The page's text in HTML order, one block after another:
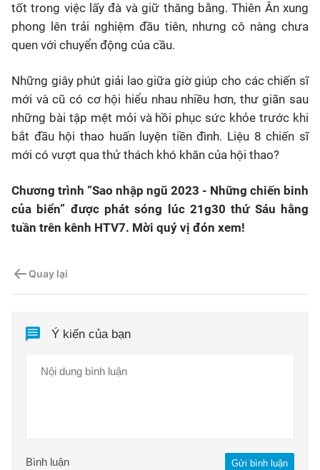
tốt trong việc lấy đà và giữ thăng bằng. Thiên Ân xung
phong lên trải nghiệm đầu tiên, nhưng cô nàng chưa
quen với chuyển động của cầu.
Những giây phút giải lao giữa giờ giúp cho các chiến sĩ
mới và cũ có cơ hội hiểu nhau nhiều hơn, thư giãn sau
những bài tập mệt mỏi và hồi phục sức khỏe trước khi
bắt đầu hội thao huấn luyện tiền đình. Liệu 8 chiến sĩ
mới có vượt qua thử thách khó khăn của hội thao?
Chương trình “Sao nhập ngũ 2023 - Những chiến binh
của biển” được phát sóng lúc 21g30 thứ Sáu hằng
tuần trên kênh HTV7. Mời quý vị đón xem!
Quay lại
Ý kiến của bạn
Gửi bình luận
Bình luận